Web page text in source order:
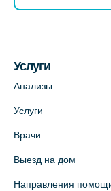
Услуги
Анализы
Услуги
Врачи
Выезд на дом
Направления